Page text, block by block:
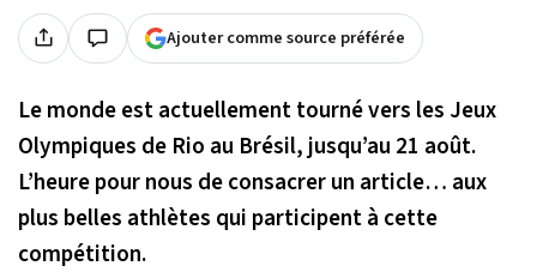
Ajouter comme source préférée
Le monde est actuellement tourné vers les Jeux
Olympiques de Rio au Brésil, jusqu’au 21 août.
L’heure pour nous de consacrer un article… aux
plus belles athlètes qui participent à cette
compétition.